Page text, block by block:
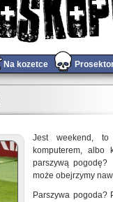
Na kozetce
Jest weekend,
komputerem,
parszywą pogodę?
może obejrzymy
Parszywa pogoda?